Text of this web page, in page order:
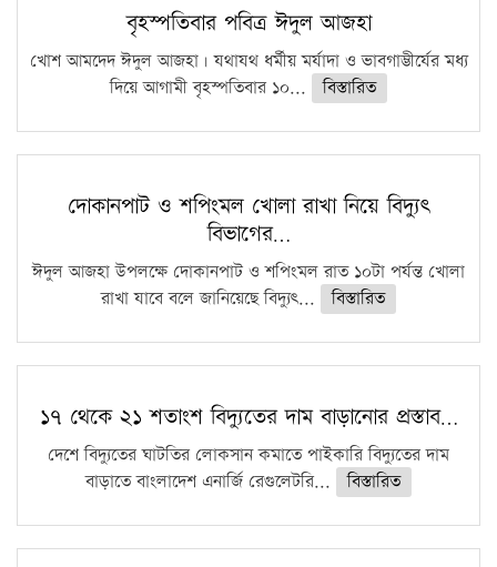
বৃহস্পতিবার পবিত্র ঈদুল আজহা
খোশ আমদেদ ঈদুল আজহা। যথাযথ ধর্মীয় মর্যাদা ও ভাবগাম্ভীর্যের মধ্য
দিয়ে আগামী বৃহস্পতিবার ১০...
বিস্তারিত
দোকানপাট ও শপিংমল খোলা রাখা নিয়ে বিদ্যুৎ
বিভাগের…
ঈদুল আজহা উপলক্ষে দোকানপাট ও শপিংমল রাত ১০টা পর্যন্ত খোলা
রাখা যাবে বলে জানিয়েছে বিদ্যুৎ...
বিস্তারিত
১৭ থেকে ২১ শতাংশ বিদ্যুতের দাম বাড়ানোর প্রস্তাব…
দেশে বিদ্যুতের ঘাটতির লোকসান কমাতে পাইকারি বিদ্যুতের দাম
বাড়াতে বাংলাদেশ এনার্জি রেগুলেটরি...
বিস্তারিত